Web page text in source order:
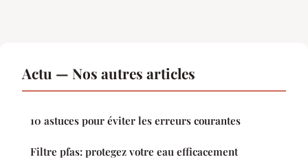
Actu — Nos autres articles
10 astuces pour éviter les erreurs courantes
Filtre pfas: protegez votre eau efficacement